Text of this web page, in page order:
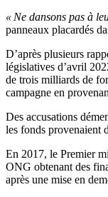
« Ne dansons pas à
panneaux placardés
D’après plusieurs
législatives d’avril
de trois milliards de
campagne en
Des accusations
les fonds provenaient
En 2017, le Premier
ONG obtenant des
après une mise en